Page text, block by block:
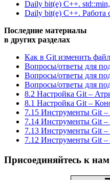
Daily bit(e) C++.
Daily bit(e) C++. Работа
Последние материалы
в других разделах
Как в Git изменить
Вопросы/ответы для
Вопросы/ответы для
Вопросы/ответы для
8.2 Настройка Git –
8.1 Настройка Git –
7.15 Инструменты Git –
7.14 Инструменты Git
7.13 Инструменты Git –
7.12 Инструменты Git –
Присоединяйтесь к